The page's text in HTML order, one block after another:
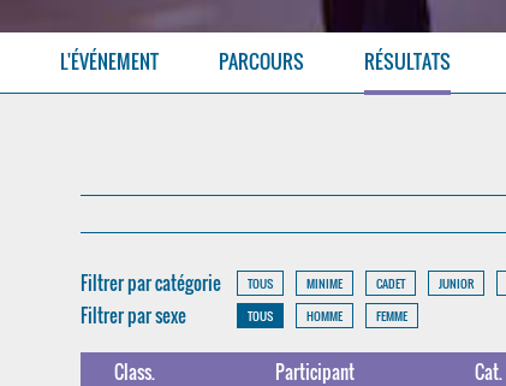
L'ÉVÉNEMENT PARCOURS RÉSULTATS
Filtrer par catégorie TOUS MINIME CADET JUNIOR
Filtrer par sexe TOUS HOMME FEMME
Class. Participant Cat.